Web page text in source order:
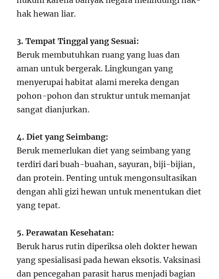
hak hewan liar.
3. Tempat Tinggal yang Sesuai:
Beruk membutuhkan ruang yang luas dan
aman untuk bergerak. Lingkungan yang
menyerupai habitat alami mereka dengan
pohon-pohon dan struktur untuk memanjat
sangat dianjurkan.
4. Diet yang Seimbang:
Beruk memerlukan diet yang seimbang yang
terdiri dari buah-buahan, sayuran, biji-bijian,
dan protein. Penting untuk mengonsultasikan
dengan ahli gizi hewan untuk menentukan diet
yang tepat.
5. Perawatan Kesehatan:
Beruk harus rutin diperiksa oleh dokter hewan
yang spesialisasi pada hewan eksotis. Vaksinasi
dan pencegahan parasit harus menjadi bagian